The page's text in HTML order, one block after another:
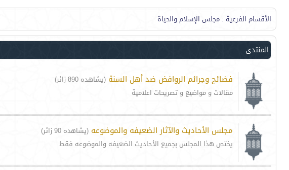
الأقسام الفرعية : مجلس الإسلام والحياة
المنتدى
فضائح وجرائم الروافض ضد أهل السنة (يشاهده 890 زائر)
مقالات و مواضيع و تصريحات اعلامية
مجلس الأحاديث والآثار الضعيفه والموضوعه (يشاهده 90 زائر)
يختص هذا المجلس بجميع الأحاديث الضعيفه والموضوعه فقط